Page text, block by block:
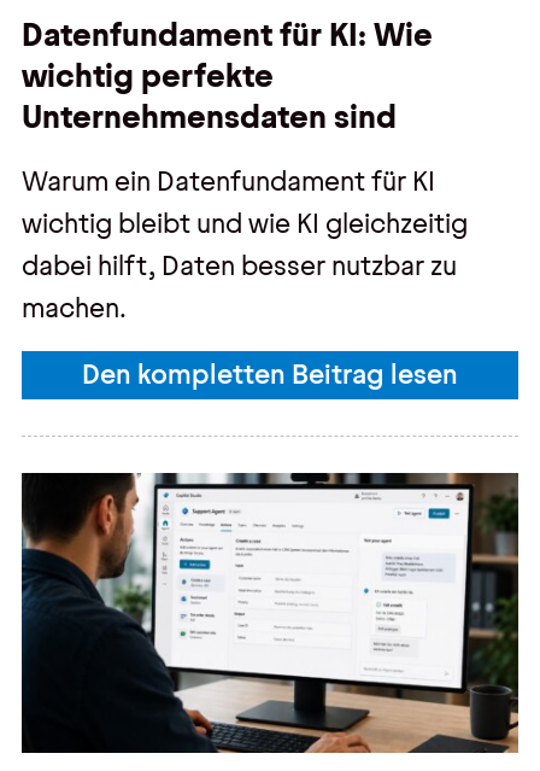
Datenfundament für KI: Wie
wichtig perfekte
Unternehmensdaten sind
Warum ein Datenfundament für KI
wichtig bleibt und wie KI gleichzeitig
dabei hilft, Daten besser nutzbar zu
machen.
Den kompletten Beitrag lesen